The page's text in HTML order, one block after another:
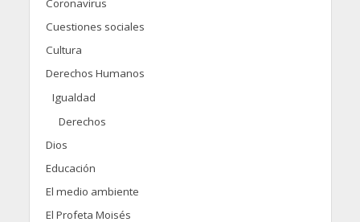
Coronavirus
Cuestiones sociales
Cultura
Derechos Humanos
Igualdad
Derechos
Dios
Educación
El medio ambiente
El Profeta Moisés